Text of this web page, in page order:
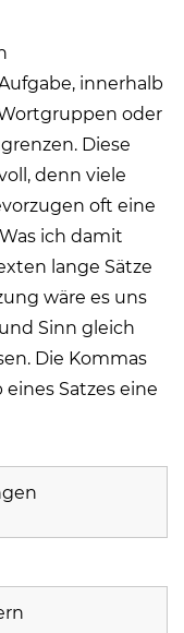
innerhalb
oder
Diese
denn viele
oft eine
ich damit
lange Sätze
wäre es uns
Sinn gleich
Die Kommas
Satzes eine